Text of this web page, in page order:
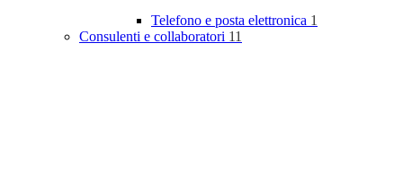
Telefono e posta elettronica 1
Consulenti e collaboratori 11